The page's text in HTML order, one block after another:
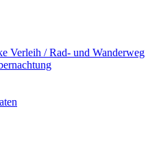
Verleih / Rad- und Wanderweg